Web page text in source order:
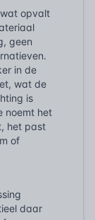
opvalt
geen
in de
wat de
is
noemt het
het past
of
daar